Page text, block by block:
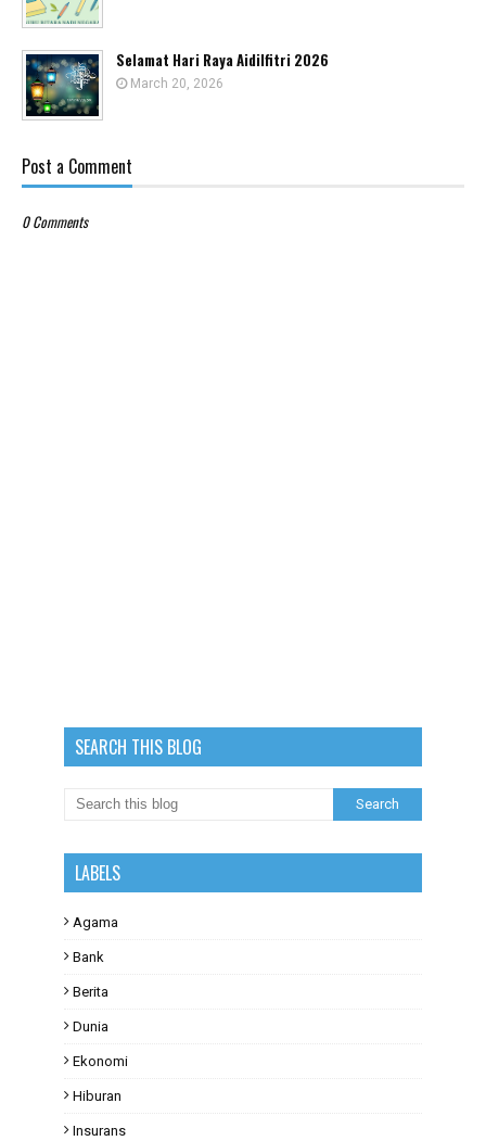
Selamat Hari Raya Aidilfitri 2026
March 20, 2026
Post a Comment
0 Comments
SEARCH THIS BLOG
LABELS
Agama
Bank
Berita
Dunia
Ekonomi
Hiburan
Insurans